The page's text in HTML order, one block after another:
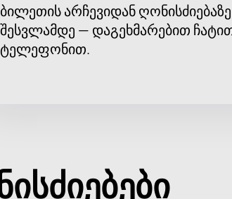
ბილეთის არჩევიდან ღონისძიებაზე
შესვლამდე — დაგეხმარებით
ტელეფონით.